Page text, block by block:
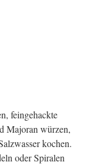
feingehackte
Majoran würzen,
kochen.
oder Spiralen